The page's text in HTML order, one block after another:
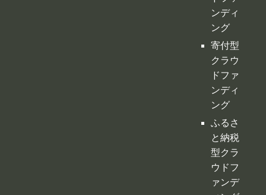
ング
ふるさ
と納税
型クラ
ウドフ
ァンデ
ィング
不動産
クラウ
ドファ
ンディ
ング